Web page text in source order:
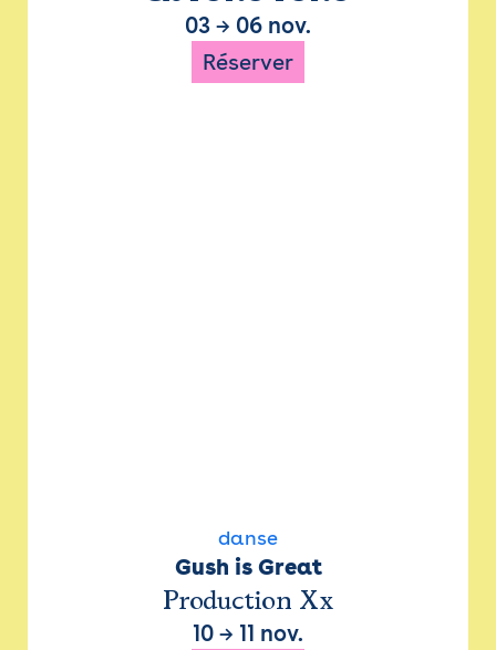
03 → 06 nov.
Réserver
danse
Gush is Great
Production Xx
10 → 11 nov.